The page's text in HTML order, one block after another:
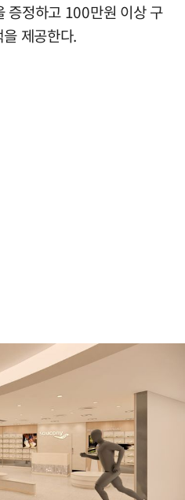
증정하고 100만원 이상 구
제공한다.